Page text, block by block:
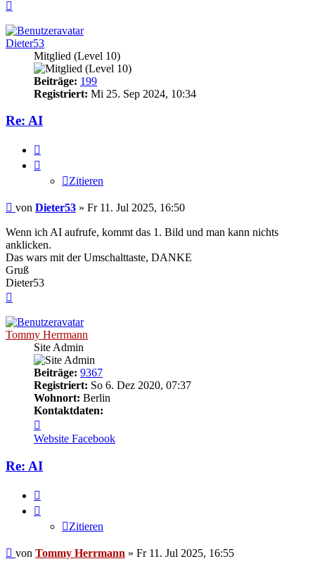
Dieter53
Mitglied (Level 10)
Beiträge: 199
Registriert: Mi 25. Sep 2024, 10:34
Re: AI
Zitieren
Ungelesener
von Dieter53 » Fr 11. Jul 2025, 16:50
Wenn ich AI aufrufe, kommt das 1. Bild und man kann nichts
anklicken.
Das wars mit der Umschalttaste, DANKE
Gruß
Dieter53
Tommy Herrmann
Site Admin
Beiträge: 9367
Registriert: So 6. Dez 2020, 07:37
Wohnort: Berlin
Kontaktdaten:
von
Tommy
Herrmann
Website Facebook
Re: AI
Zitieren
Ungelesener
von Tommy Herrmann » Fr 11. Jul 2025, 16:55